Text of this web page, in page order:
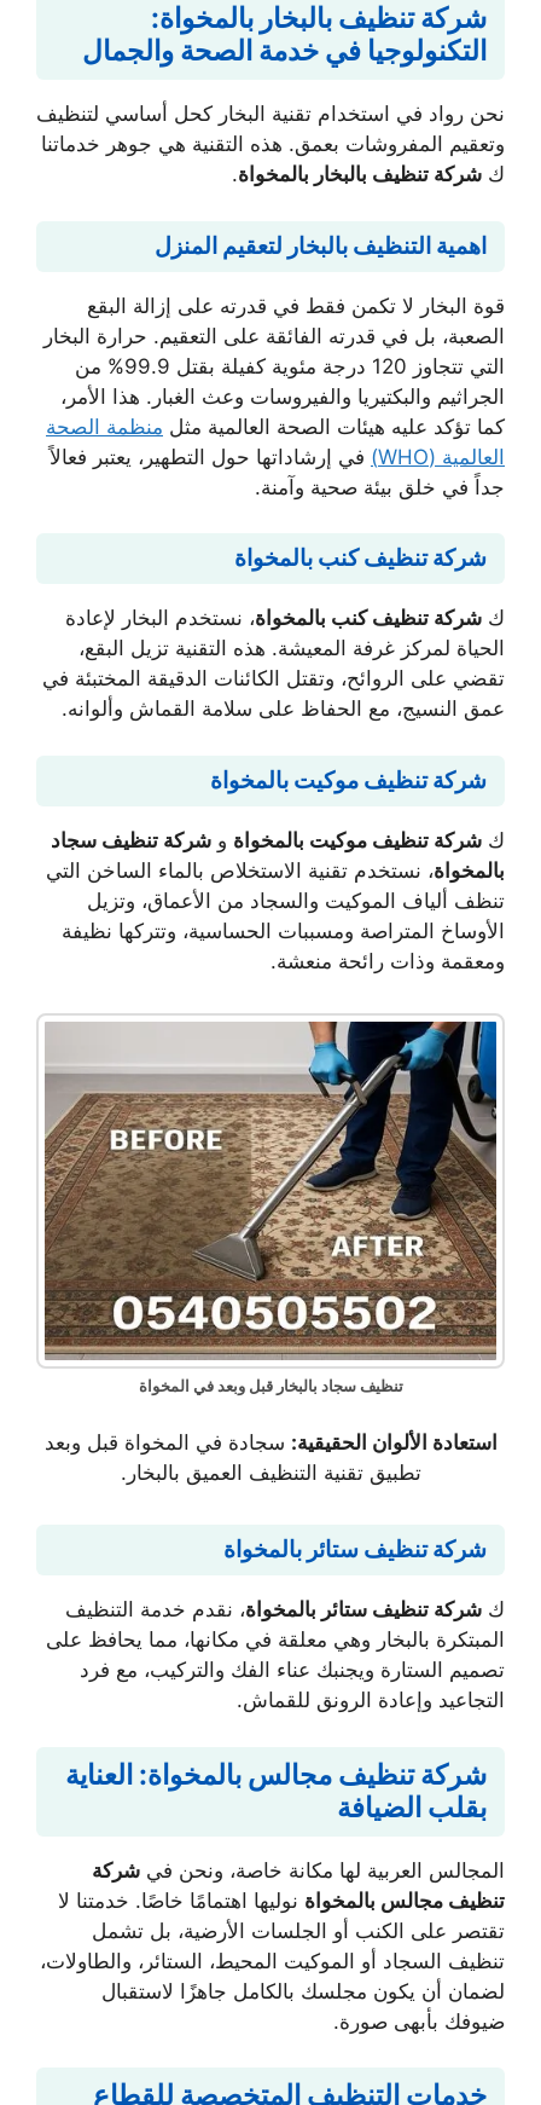
شركة تنظيف بالبخار بالمخواة:
التكنولوجيا في خدمة الصحة والجمال
نحن رواد في استخدام تقنية البخار كحل أساسي لتنظيف
وتعقيم المفروشات بعمق. هذه التقنية هي جوهر خدماتنا
ك شركة تنظيف بالبخار بالمخواة.
اهمية التنظيف بالبخار لتعقيم المنزل
قوة البخار لا تكمن فقط في قدرته على إزالة البقع
الصعبة، بل في قدرته الفائقة على التعقيم. حرارة البخار
التي تتجاوز 120 درجة مئوية كفيلة بقتل 99.9% من
الجراثيم والبكتيريا والفيروسات وعث الغبار. هذا الأمر،
كما تؤكد عليه هيئات الصحة العالمية مثل منظمة الصحة
العالمية (WHO)
في إرشاداتها حول التطهير، يعتبر فعالاً
جداً في خلق بيئة صحية وآمنة.
شركة تنظيف كنب بالمخواة
ك شركة تنظيف كنب بالمخواة، نستخدم البخار لإعادة
الحياة لمركز غرفة المعيشة. هذه التقنية تزيل البقع،
تقضي على الروائح، وتقتل الكائنات الدقيقة المختبئة في
عمق النسيج، مع الحفاظ على سلامة القماش وألوانه.
شركة تنظيف موكيت بالمخواة
ك شركة تنظيف موكيت بالمخواة و شركة تنظيف سجاد
بالمخواة، نستخدم تقنية الاستخلاص بالماء الساخن التي
تنظف ألياف الموكيت والسجاد من الأعماق، وتزيل
الأوساخ المتراصة ومسببات الحساسية، وتتركها نظيفة
ومعقمة وذات رائحة منعشة.
تنظيف سجاد بالبخار قبل وبعد في المخواة
استعادة الألوان الحقيقية: سجادة في المخواة قبل وبعد
تطبيق تقنية التنظيف العميق بالبخار.
شركة تنظيف ستائر بالمخواة
ك شركة تنظيف ستائر بالمخواة، نقدم خدمة التنظيف
المبتكرة بالبخار وهي معلقة في مكانها، مما يحافظ على
تصميم الستارة ويجنبك عناء الفك والتركيب، مع فرد
التجاعيد وإعادة الرونق للقماش.
شركة تنظيف مجالس بالمخواة: العناية
بقلب الضيافة
المجالس العربية لها مكانة خاصة، ونحن في شركة
تنظيف مجالس بالمخواة نوليها اهتمامًا خاصًا. خدمتنا لا
تقتصر على الكنب أو الجلسات الأرضية، بل تشمل
تنظيف السجاد أو الموكيت المحيط، الستائر، والطاولات،
لضمان أن يكون مجلسك بالكامل جاهزًا لاستقبال
ضيوفك بأبهى صورة.
خدمات التنظيف المتخصصة للقطاع